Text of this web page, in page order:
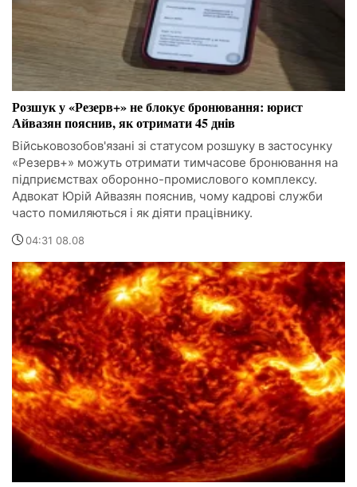
Розшук у «Резерв+» не блокує бронювання: юрист
Айвазян пояснив, як отримати 45 днів
Військовозобов'язані зі статусом розшуку в застосунку
«Резерв+» можуть отримати тимчасове бронювання на
підприємствах оборонно-промислового комплексу.
Адвокат Юрій Айвазян пояснив, чому кадрові служби
часто помиляються і як діяти працівнику.
04:31 08.08